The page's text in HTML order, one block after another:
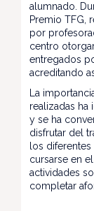
alumnado.
Premio TFG,
por
centro
entregados
acreditando
La
realizadas
y se ha
disfrutar del
los
cursarse en
actividades
completar